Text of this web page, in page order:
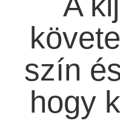
szín
hogy